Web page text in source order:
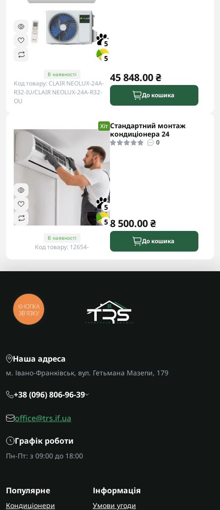
5
5
В наявності
Код товару: CLAIR NEOLUX-24A-
R32-IU/CLAIR NEOLUX-24A-R32-
OU
45 848.00 ₴
До кошика
Хіт
5
5
В наявності
Код товару: 12654-
Стандартний монтаж
кондиціонера 24
0
8 500.00 ₴
До кошика
Наша адреса
м. Івано-Франківськ, вул. Гетьмана Мазепи, 179
+38 (096) 806-96-39
office@trs.if.ua
Графік роботи
Пн-Пт: з 09:00 до 18:00
Популярне
Кондиціонери
Інформація
Умови угоди
КНОПКА
ЗВ'ЯЗКУ